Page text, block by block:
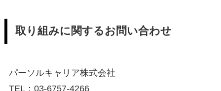
取り組みに関するお問い合わせ
パーソルキャリア株式会社
TEL：03-6757-4266